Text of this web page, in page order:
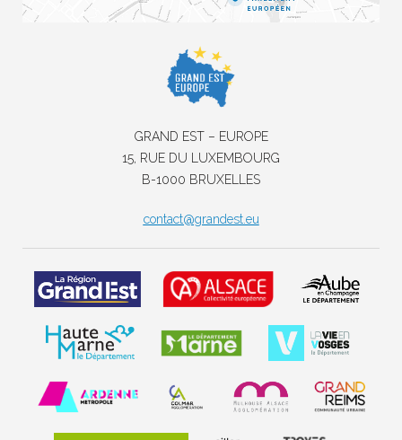
GRAND EST – EUROPE
15, RUE DU LUXEMBOURG
B-1000 BRUXELLES
contact@grandest.eu